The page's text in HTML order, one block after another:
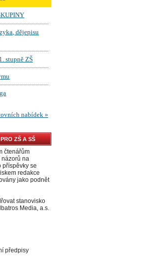
ZŠ A SŠ
čtenářům
názorů na
příspěvky se
redakce
jako podnět
stanovisko
Media, a.s.
předpisy